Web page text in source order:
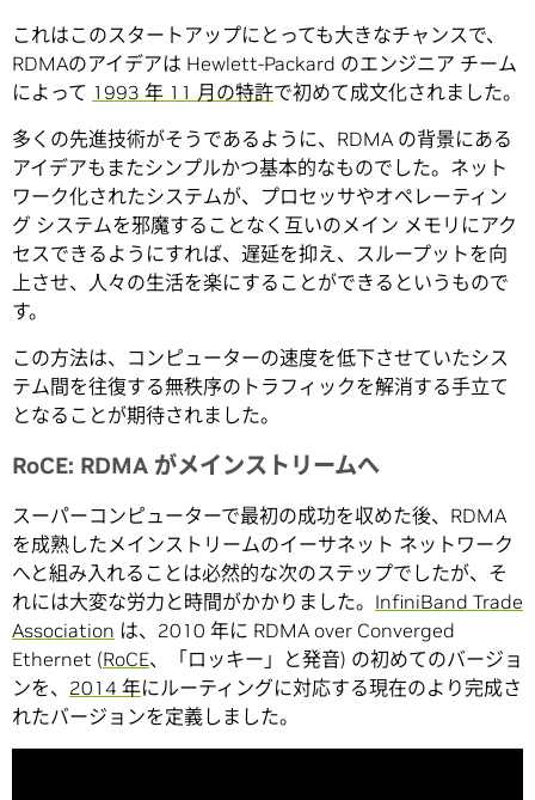
これはこのスタートアップにとっても大きなチャンスで、
RDMAのアイデアは Hewlett-Packard のエンジニア チーム
によって 1993 年 11 月の特許で初めて成文化されました。
多くの先進技術がそうであるように、RDMA の背景にある
アイデアもまたシンプルかつ基本的なものでした。ネット
ワーク化されたシステムが、プロセッサやオペレーティン
グ システムを邪魔することなく互いのメイン メモリにアク
セスできるようにすれば、遅延を抑え、スループットを向
上させ、人々の生活を楽にすることができるというもので
す。
この方法は、コンピューターの速度を低下させていたシス
テム間を往復する無秩序のトラフィックを解消する手立て
となることが期待されました。
RoCE: RDMA がメインストリームへ
スーパーコンピューターで最初の成功を収めた後、RDMA
を成熟したメインストリームのイーサネット ネットワーク
へと組み入れることは必然的な次のステップでしたが、そ
れには大変な労力と時間がかかりました。 InfiniBand Trade
Association は、2010 年に RDMA over Converged
Ethernet (RoCE、「ロッキー」と発音) の初めてのバージョ
ンを、 2014 年にルーティングに対応する現在のより完成さ
れたバージョンを定義しました。